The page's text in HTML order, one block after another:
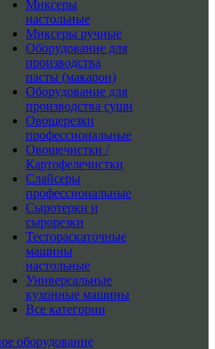
Миксеры
настольные
Миксеры ручные
Оборудование для
производства
пасты (макарон)
Оборудование для
производства суши
Овощерезки
профессиональные
Овощечистки /
Картофелечистки
Слайсеры
профессиональные
Сыротерки и
сырорезки
Тестораскаточные
машины
настольные
Универсальные
кухонные машины
Все категории
оборудование